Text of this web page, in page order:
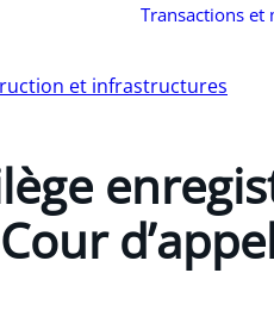
Transactions et
et infrastructures